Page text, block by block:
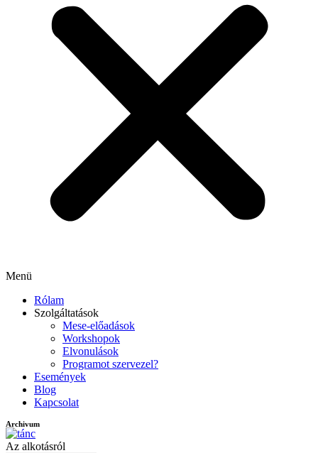
Menü
Rólam
Szolgáltatások
Mese-előadások
Workshopok
Elvonulások
Programot szervezel?
Események
Blog
Kapcsolat
Archivum
Az alkotásról